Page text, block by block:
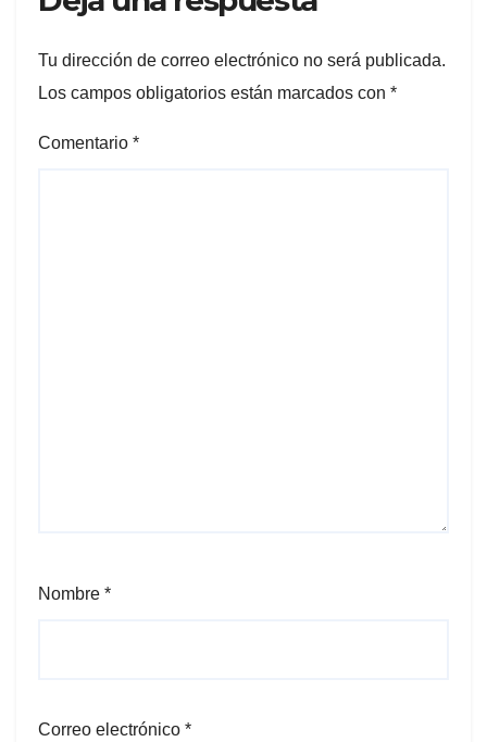
Tu dirección de correo electrónico no será publicada.
Los campos obligatorios están marcados con *
Comentario *
Nombre *
Correo electrónico *